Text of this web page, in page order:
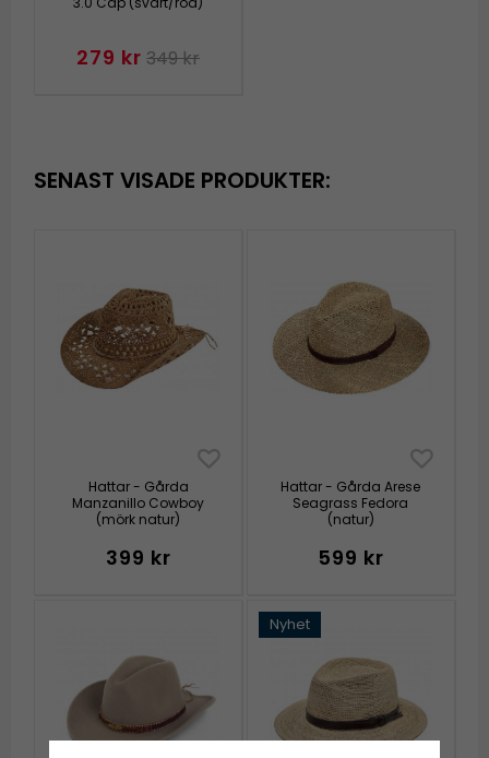
279 kr 349 kr
SENAST VISADE PRODUKTER:
Hattar - Gårda
Manzanillo Cowboy
(mörk natur)
399 kr
Hattar - Gårda Arese
Seagrass Fedora
(natur)
599 kr
Nyhet